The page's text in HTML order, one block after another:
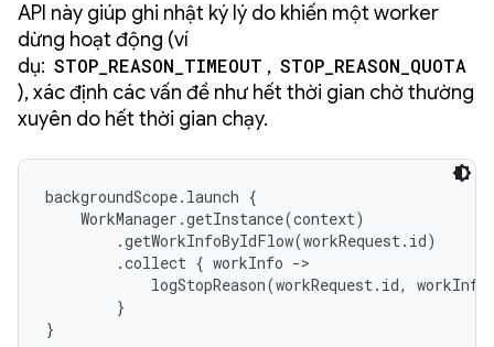
API này giúp ghi nhật ký lý do khiến một worker
dừng hoạt động (ví
dụ: STOP_REASON_TIMEOUT , STOP_REASON_QUOTA
), xác định các vấn đề như hết thời gian chờ thường
xuyên do hết thời gian chạy.
backgroundScope.launch {
    WorkManager.getInstance(context)
        .getWorkInfoByIdFlow(workRequest.id)
        .collect { workInfo ->
logStopReason(workRequest.id,
        }
}